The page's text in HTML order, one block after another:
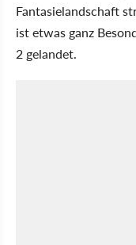
Fantasielandschaft
ist etwas ganz
2 gelandet.